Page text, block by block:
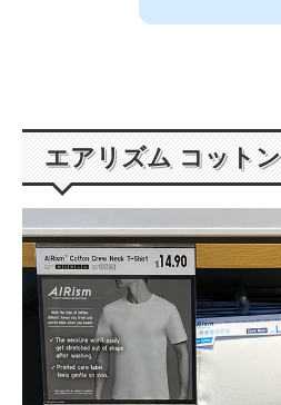
エアリズム コット